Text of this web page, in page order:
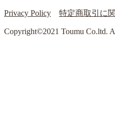
Privacy Policy 特定商取引に
Copyright©2021 Toumu Co.ltd.